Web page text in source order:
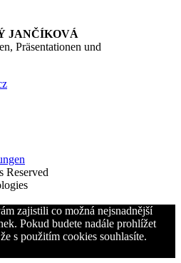
JANČÍKOVÁ
Präsentationen und
Reserved
zajistili co možná nejsnadnější
Pokud budete nadále prohlížet
s použitím cookies souhlasíte.